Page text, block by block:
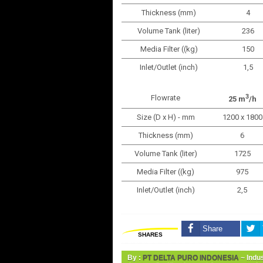
Thickness (mm) 4
Volume Tank (liter) 236
Media Filter ((kg) 150
Inlet/Outlet (inch) 1,5
Flowrate 25 m3/h
Size (D x H) - mm 1200 x 1800
Thickness (mm) 6
Volume Tank (liter) 1725
Media Filter ((kg) 975
Inlet/Outlet (inch) 2,5
SHARES
Share
By : PT DELTA PURO INDONESIA ~